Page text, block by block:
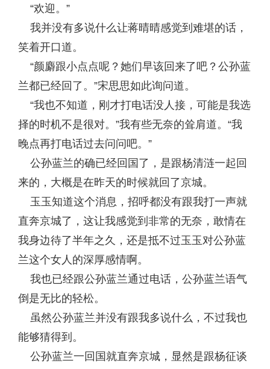
“欢迎。”
我并没有多说什么让蒋晴晴感觉到难堪的话，
笑着开口道。
“颜麝跟小点点呢？她们早该回来了吧？公孙蓝
兰都已经回了。”宋思思如此询问道。
“我也不知道，刚才打电话没人接，可能是我选
择的时机不是很对。”我有些无奈的耸肩道。“我
晚点再打电话过去问问吧。”
公孙蓝兰的确已经回国了，是跟杨清涟一起回
来的，大概是在昨天的时候就回了京城。
玉玉知道这个消息，招呼都没有跟我打一声就
直奔京城了，这让我感觉到非常的无奈，敢情在
我身边待了半年之久，还是抵不过玉玉对公孙蓝
兰这个女人的深厚感情啊。
我也已经跟公孙蓝兰通过电话，公孙蓝兰语气
倒是无比的轻松。
虽然公孙蓝兰并没有跟我多说什么，不过我也
能够猜得到。
公孙蓝兰一回国就直奔京城，显然是跟杨征谈